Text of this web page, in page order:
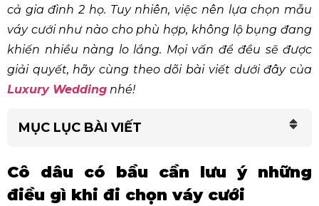
cả gia đình 2 họ. Tuy nhiên, việc nên lựa chọn mẫu
váy cưới như nào cho phù hợp, không lộ bụng đang
khiến nhiều nàng lo lắng. Mọi vấn để đều sẽ được
giải quyết, hãy cùng theo dõi bài viết dưới đây của
Luxury Wedding nhé!
MỤC LỤC BÀI VIẾT
Cô dâu có bầu cần lưu ý những
điều gì khi đi chọn váy cưới